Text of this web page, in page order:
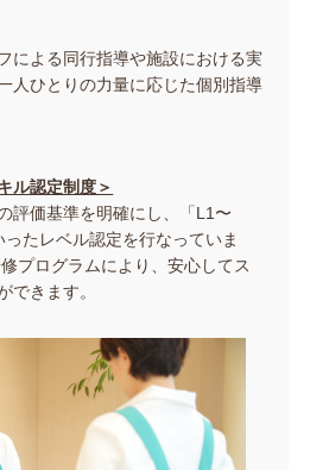
による同行指導や施設における実
人ひとりの力量に応じた個別指導
ル認定制度＞
評価基準を明確にし、「L1〜
たレベル認定を行なっていま
プログラムにより、安心してス
できます。